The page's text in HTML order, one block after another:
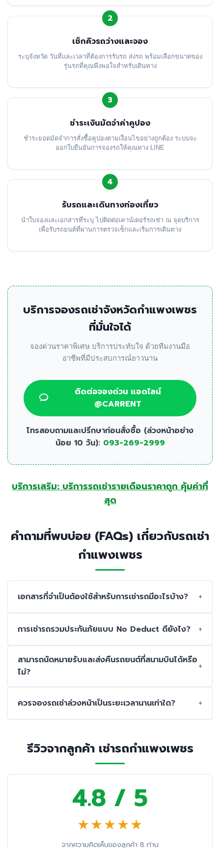
2
เช็กคิวรถว่างและจอง
ระบุจังหวัด วันที่และเวลาที่ต้องการรับรถ ส่งรถ พร้อมเลือกขนาดของ
รุ่นรถที่คุณพึงพอใจสำหรับเดินทาง
3
ชำระเงินมัดจำค่าคูปอง
ชำระยอดมัดจำการสั่งซื้อคูปองตามเงื่อนไขอย่างถูกต้อง ระบบจะ
ออกใบยืนยันการจองรถให้คุณทาง LINE
4
รับรถและเดินทางท่องเที่ยว
นำใบจองและเอกสารที่ระบุ ไปติดต่อเคาน์เตอร์รถเช่า ณ จุดบริการ
เพื่อรับรถยนต์ที่ผ่านการตรวจเช็กและเริ่มการเดินทาง
บริการจองรถเช่าจังหวัดกำแพงเพชร
ที่มั่นใจได้
จองด่วนราคาพิเศษ บริการประทับใจ ด้วยทีมงานมือ
อาชีพที่มีประสบการณ์ยาวนาน
ติดต่อจองด่วน แอดไลน์
@CARRENT
โทรสอบถามและปรึกษาก่อนสั่งซื้อ (ล่วงหน้าอย่าง
น้อย 10 วัน): 093-269-2999
บริการเสริม: บริการรถเช่ารายเดือนราคาถูก คุ้มค่าที่
สุด
คำถามที่พบบ่อย (FAQs) เกี่ยวกับรถเช่า
กำแพงเพชร
เอกสารที่จำเป็นต้องใช้สำหรับการเช่ารถมีอะไรบ้าง?
การเช่ารถรวมประกันภัยแบบ No Deduct ดียังไง?
สามารถนัดหมายรับและส่งคืนรถยนต์ที่สนามบินได้หรือ
ไม่?
ควรจองรถเช่าล่วงหน้าเป็นระยะเวลานานเท่าใด?
รีวิวจากลูกค้า เช่ารถกำแพงเพชร
4.8 / 5
★★★★★
จากความคิดเห็นของลูกค้า 8 ท่าน